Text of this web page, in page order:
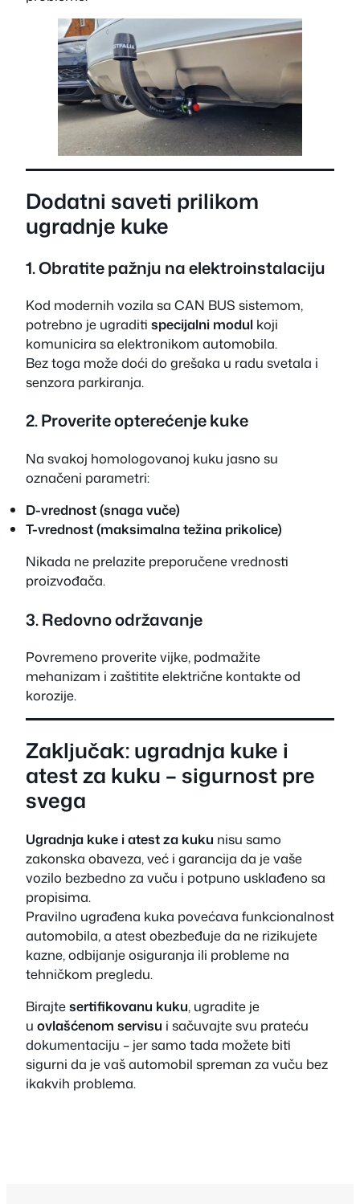
Dodatni saveti prilikom
ugradnje kuke
1. Obratite pažnju na elektroinstalaciju
Kod modernih vozila sa CAN BUS sistemom,
potrebno je ugraditi specijalni modul koji
komunicira sa elektronikom automobila.
Bez toga može doći do grešaka u radu svetala i
senzora parkiranja.
2. Proverite opterećenje kuke
Na svakoj homologovanoj kuku jasno su
označeni parametri:
D-vrednost (snaga vuče)
T-vrednost (maksimalna težina prikolice)
Nikada ne prelazite preporučene vrednosti
proizvođača.
3. Redovno održavanje
Povremeno proverite vijke, podmažite
mehanizam i zaštitite električne kontakte od
korozije.
Zaključak: ugradnja kuke i
atest za kuku – sigurnost pre
svega
Ugradnja kuke i atest za kuku nisu samo
zakonska obaveza, već i garancija da je vaše
vozilo bezbedno za vuču i potpuno usklađeno sa
propisima.
Pravilno ugrađena kuka povećava funkcionalnost
automobila, a atest obezbeđuje da ne rizikujete
kazne, odbijanje osiguranja ili probleme na
tehničkom pregledu.
Birajtesertifikovanu kuku, ugradite je
u ovlašćenom servisu i sačuvajte svu prateću
dokumentaciju – jer samo tada možete biti
sigurni da je vaš automobil spreman za vuču bez
ikakvih problema.